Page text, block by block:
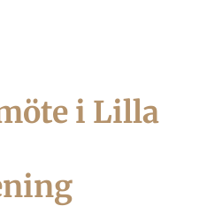
i Lilla